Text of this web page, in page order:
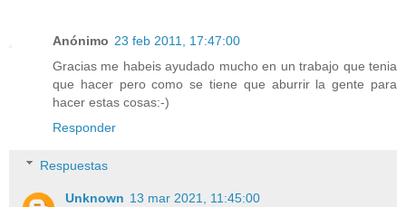
Anónimo 23 feb 2011, 17:47:00
Gracias me habeis ayudado mucho en un trabajo que tenia
que hacer pero como se tiene que aburrir la gente para
hacer estas cosas:-)
Responder
Respuestas
Unknown 13 mar 2021, 11:45:00